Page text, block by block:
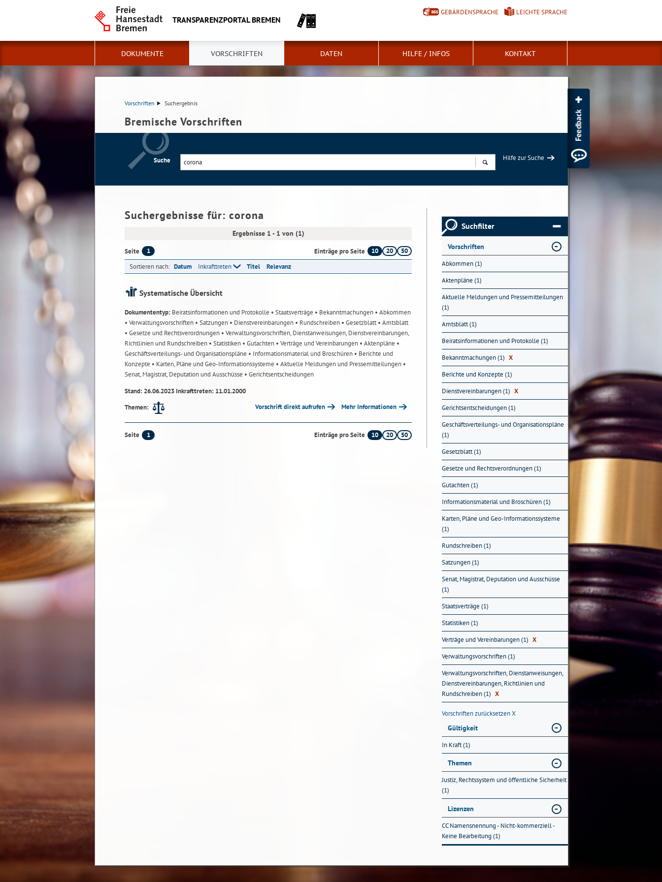
TRANSPARENZPORTAL BREMEN
GEBÄRDENSPRACHE LEICHTE SPRACHE
DOKUMENTE VORSCHRIFTEN DATEN HILFE / INFOS KONTAKT
Vorschriften Suchergebnis
Bremische Vorschriften
Suche
Hilfe zur Suche
Suchergebnisse für: corona
Ergebnisse 1 - 1 von (1)
Seite 1 Einträge pro Seite 10 20
50
Sortieren nach: Datum Inkrafttreten Titel Relevanz
Systematische Übersicht
Dokumententyp: Beiratsinformationen und Protokolle • Staatsverträge • Bekanntmachungen • Abkommen
• Verwaltungsvorschriften • Satzungen • Dienstvereinbarungen • Rundschreiben • Gesetzblatt• Amtsblatt
• Gesetze und Rechtsverordnungen • Verwaltungsvorschriften, Dienstanweisungen, Dienstvereinbarungen,
Richtlinien und Rundschreiben • Statistiken • Gutachten • Verträge und Vereinbarungen • Aktenpläne •
Geschäftsverteilungs- und Organisationspläne • Informationsmaterial und Broschüren • Berichte und
Konzepte • Karten, Pläne und Geo-Informationssysteme • Aktuelle Meldungen und Pressemitteilungen •
Senat, Magistrat, Deputation und Ausschüsse • Gerichtsentscheidungen
Stand: 26.06.2023 Inkrafttreten: 11.01.2000
Themen:
Vorschrift direkt aufrufen Mehr Informationen
Seite 1 Einträge pro Seite 10 20 50
Suchfilter
Vorschriften
Abkommen (1)
Aktenpläne (1)
Aktuelle Meldungen und Pressemitteilungen
(1)
Amtsblatt (1)
Beiratsinformationen und Protokolle (1)
Bekanntmachungen (1) X
Berichte und Konzepte (1)
Dienstvereinbarungen (1) X
Gerichtsentscheidungen (1)
Geschäftsverteilungs- und Organisationspläne
(1)
Gesetzblatt (1)
Gesetze und Rechtsverordnungen (1)
Gutachten (1)
Informationsmaterial und Broschüren (1)
Karten, Pläne und Geo-Informationssysteme
(1)
Rundschreiben (1)
Satzungen (1)
Senat, Magistrat, Deputation und Ausschüsse
(1)
Staatsverträge (1)
Statistiken (1)
Verträge und Vereinbarungen (1) X
Verwaltungsvorschriften (1)
Verwaltungsvorschriften, Dienstanweisungen,
Dienstvereinbarungen, Richtlinien und
Rundschreiben (1) X
Vorschriften zurücksetzenX
Gültigkeit
In Kraft (1)
Themen
Justiz, Rechtssystem und öffentliche Sicherheit
(1)
Lizenzen
CC Namensnennung - Nicht-kommerziell -
Keine Bearbeitung (1)